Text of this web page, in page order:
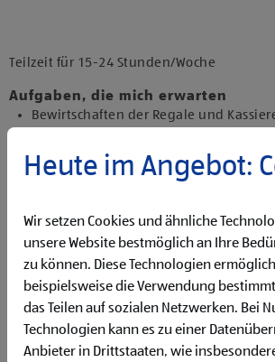
Drittanbietern zu, um diesen
Teilzeit für 15-24 Stunden/Woche
Aufgaben, die mich erwarten
Bewirtschaften der Regale und
Präsentieren von Obst und Gemüse
von Qualitätskontrollen
Reinigen der Filiale
Betreuen der
Qualifikationen, die ich mitbringe
abgeschlossene Ausbildung und
Vorteil
Deutschgrundkenntnisse für die
unseren Kund:innen
Heute im Angebot:
Wir setzen Cookies und ähnliche
unsere Website bestmöglich an Ihre
zu können. Diese Technologien
beispielsweise die Verwendung
das Teilen auf sozialen Netzwerken. Bei
Technologien kann es zu einer
Anbieter in Drittstaaten, wie